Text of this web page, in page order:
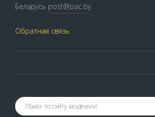
Беларусь post@pac.by
Обратная связь